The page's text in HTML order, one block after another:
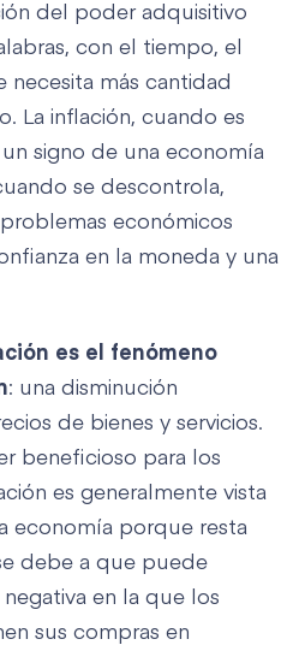
del poder adquisitivo
con el tiempo, el
necesita más cantidad
La inflación, cuando es
signo de una economía
se descontrola,
económicos
en la moneda y una
es el fenómeno
: una disminución
de bienes y servicios.
beneficioso para los
es generalmente vista
economía porque resta
debe a que puede
en la que los
sus compras en